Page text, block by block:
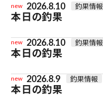
new 2026.8.10 釣果情報
本日の釣果
new 2026.8.10 釣果情報
本日の釣果
new 2026.8.9 釣果情報
本日の釣果